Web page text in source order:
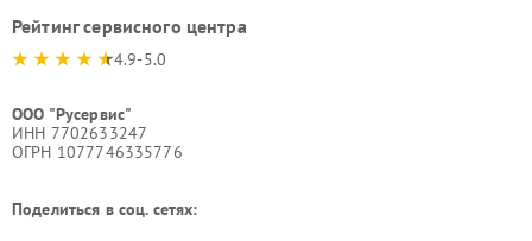
Рейтинг сервисного центра
4.9-5.0
ООО "Русервис"
ИНН 7702633247
ОГРН 1077746335776
Поделиться в соц. сетях: